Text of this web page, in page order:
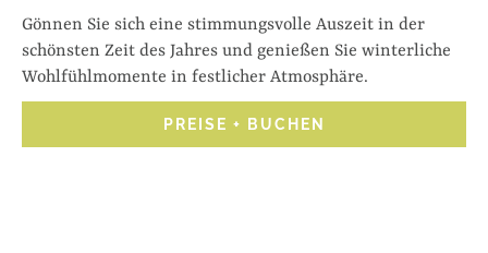
Gönnen Sie sich eine stimmungsvolle Auszeit in der
schönsten Zeit des Jahres und genießen Sie winterliche
Wohlfühlmomente in festlicher Atmosphäre.
PREISE + BUCHEN